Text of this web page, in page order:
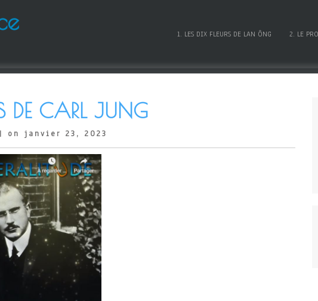
1. LES DIX FLEURS DE LAN ÔNG 2. LE
DE CARL JUNG
| on janvier 23, 2023